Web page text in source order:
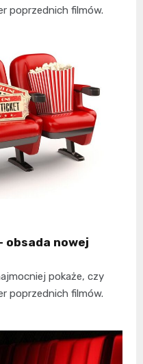
poprzednich filmów.
obsada nowej
pokaże, czy
poprzednich filmów.